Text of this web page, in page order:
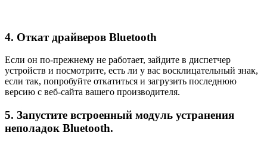
4. Откат драйверов Bluetooth
Если он по-прежнему не работает, зайдите в диспетчер
устройств и посмотрите, есть ли у вас восклицательный знак,
если так, попробуйте откатиться и загрузить последнюю
версию с веб-сайта вашего производителя.
5. Запустите встроенный модуль устранения
неполадок Bluetooth.